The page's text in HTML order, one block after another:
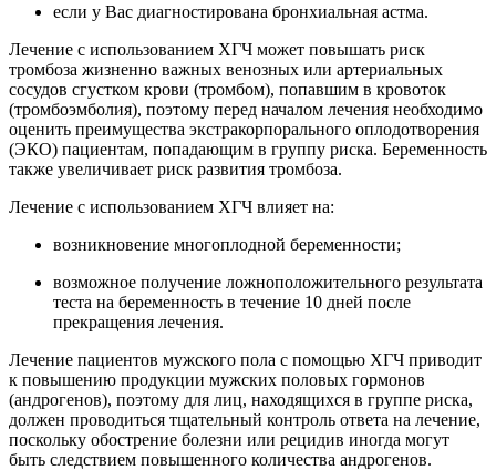
если у Вас диагностирована бронхиальная астма.
Лечение с использованием ХГЧ может повышать риск
тромбоза жизненно важных венозных или артериальных
сосудов сгустком крови (тромбом), попавшим в кровоток
(тромбоэмболия), поэтому перед началом лечения необходимо
оценить преимущества экстракорпорального оплодотворения
(ЭКО) пациентам, попадающим в группу риска. Беременность
также увеличивает риск развития тромбоза.
Лечение с использованием ХГЧ влияет на:
возникновение многоплодной беременности;
возможное получение ложноположительного результата
теста на беременность в течение 10 дней после
прекращения лечения.
Лечение пациентов мужского пола с помощью ХГЧ приводит
к повышению продукции мужских половых гормонов
(андрогенов), поэтому для лиц, находящихся в группе риска,
должен проводиться тщательный контроль ответа на лечение,
поскольку обострение болезни или рецидив иногда могут
быть следствием повышенного количества андрогенов.